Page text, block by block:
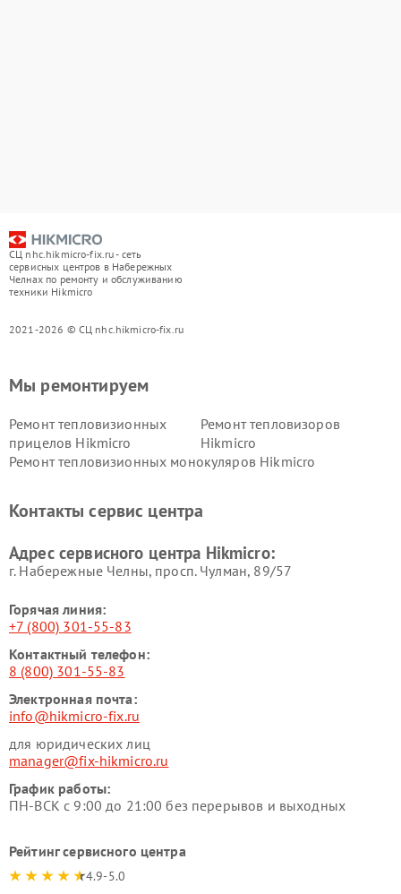
СЦ nhc.hikmicro-fix.ru - сеть
сервисных центров в Набережных
Челнах по ремонту и обслуживанию
техники Hikmicro
2021-2026 © СЦ nhc.hikmicro-fix.ru
Мы ремонтируем
Ремонт тепловизионных
прицелов Hikmicro
Ремонт тепловизоров
Hikmicro
Ремонт тепловизионных монокуляров Hikmicro
Контакты сервис центра
Адрес сервисного центра Hikmicro:
г. Набережные Челны, просп. Чулман, 89/57
Горячая линия:
+7 (800) 301-55-83
Контактный телефон:
8 (800) 301-55-83
Электронная почта:
info@hikmicro-fix.ru
для юридических лиц
manager@fix-hikmicro.ru
График работы:
ПН-ВСК с 9:00 до 21:00 без перерывов и выходных
Рейтинг сервисного центра
4.9-5.0